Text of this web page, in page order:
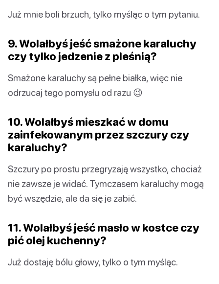
Już mnie boli brzuch, tylko myśląc o tym pytaniu.
9. Wolałbyś jeść smażone karaluchy
czy tylko jedzenie z pleśnią?
Smażone karaluchy są pełne białka, więc nie
odrzucaj tego pomysłu od razu 😉
10. Wolałbyś mieszkać w domu
zainfekowanym przez szczury czy
karaluchy?
Szczury po prostu przegryzają wszystko, chociaż
nie zawsze je widać. Tymczasem karaluchy mogą
być wszędzie, ale da się je zabić.
11. Wolałbyś jeść masło w kostce czy
pić olej kuchenny?
Już dostaję bólu głowy, tylko o tym myśląc.